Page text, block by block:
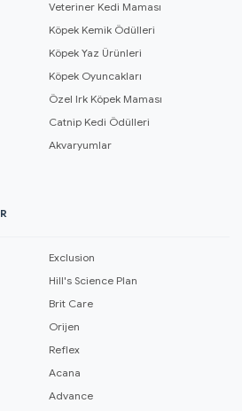
Veteriner Kedi Maması
Köpek Kemik Ödülleri
Köpek Yaz Ürünleri
Köpek Oyuncakları
Özel Irk Köpek Maması
Catnip Kedi Ödülleri
Akvaryumlar
Exclusion
Hill's Science Plan
Brit Care
Orijen
Reflex
Acana
Advance